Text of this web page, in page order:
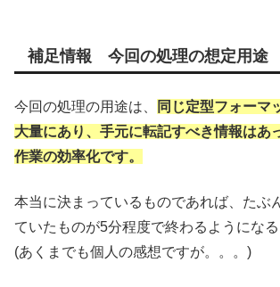
補足情報 今回の処理の想定用途
今回の処理の用途は、
同じ定型フォーマ
大量にあり、手元に転記すべき情報はあ
作業の効率化です。
本当に決まっているものであれば、たぶ
ていたものが5分程度で終わるようになる
(あくまでも個人の感想ですが。。。)